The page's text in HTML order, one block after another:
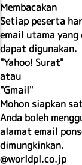
Membacakan
Setiap peserta
email utama
dapat digunakan.
"Yahoo! Surat"
atau
"Gmail"
Mohon siapkan
Anda boleh
alamat email
dimungkinkan.
@worldpl.co.jp